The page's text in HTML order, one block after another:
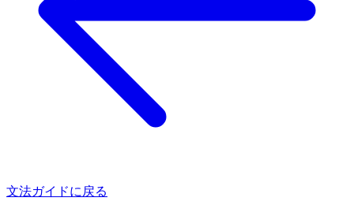
文法ガイドに戻る